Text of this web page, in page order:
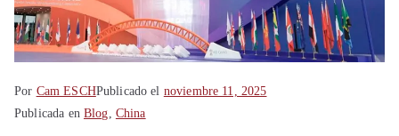
Por Cam ESCHPublicado el noviembre 11, 2025
Publicada en Blog China